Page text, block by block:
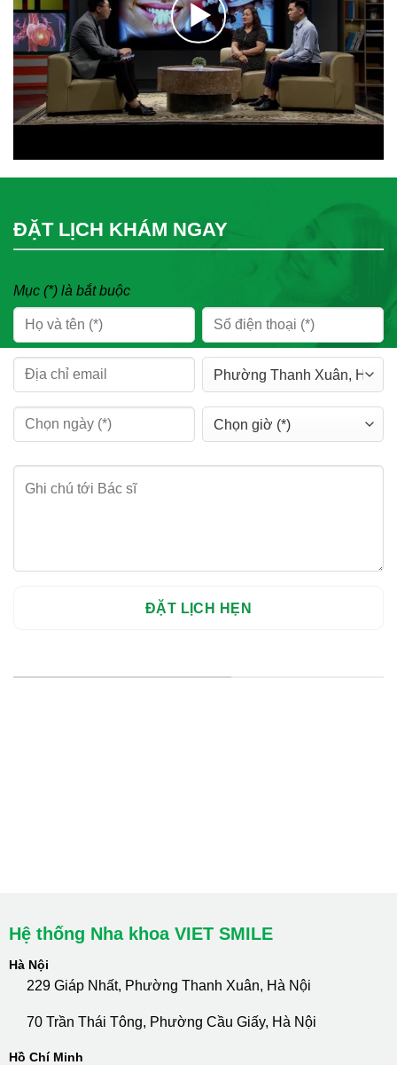
ĐẶT LỊCH KHÁM NGAY
Mục (*) là bắt buộc
Hệ thống Nha khoa VIET SMILE
Hà Nội
229 Giáp Nhất, Phường Thanh Xuân, Hà Nội
70 Trần Thái Tông, Phường Cầu Giấy, Hà Nội
Hồ Chí Minh